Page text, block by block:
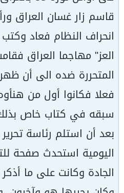
قاسم زار غسان العراق
انحراف النظام فعاد
العز" مهاجما العراق
المتحررة ضده الى أن
فعلا فكانوا أول من
سبقه في كتاب خاص
بعد أن استلم رئاسة
اليومية استحدث صفحة
الجادة وكانت على ما